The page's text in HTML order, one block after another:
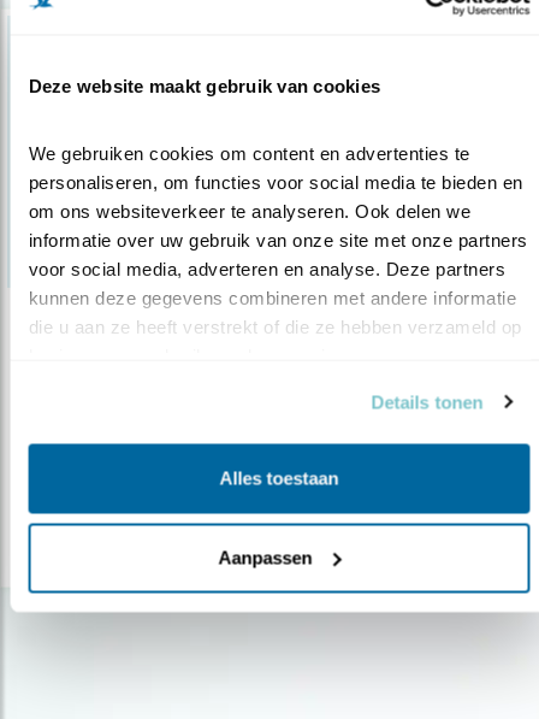
Deze website maakt gebruik van cookies
We gebruiken cookies om content en advertenties te
personaliseren, om functies voor social media te bieden en
om ons websiteverkeer te analyseren. Ook delen we
informatie over uw gebruik van onze site met onze partners
voor social media, adverteren en analyse. Deze partners
kunnen deze gegevens combineren met andere informatie
die u aan ze heeft verstrekt of die ze hebben verzameld op
Details tonen
Alles toestaan
Aanpassen
Nieuws
26.02.15Als gevolg van de muizenplaag in Nederland
zullen er op veel plekken grasla..